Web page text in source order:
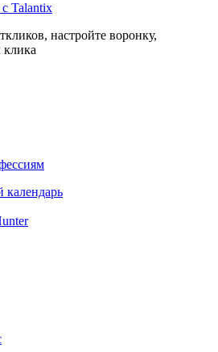
с Talantix
настройте воронку,
клика
календарь